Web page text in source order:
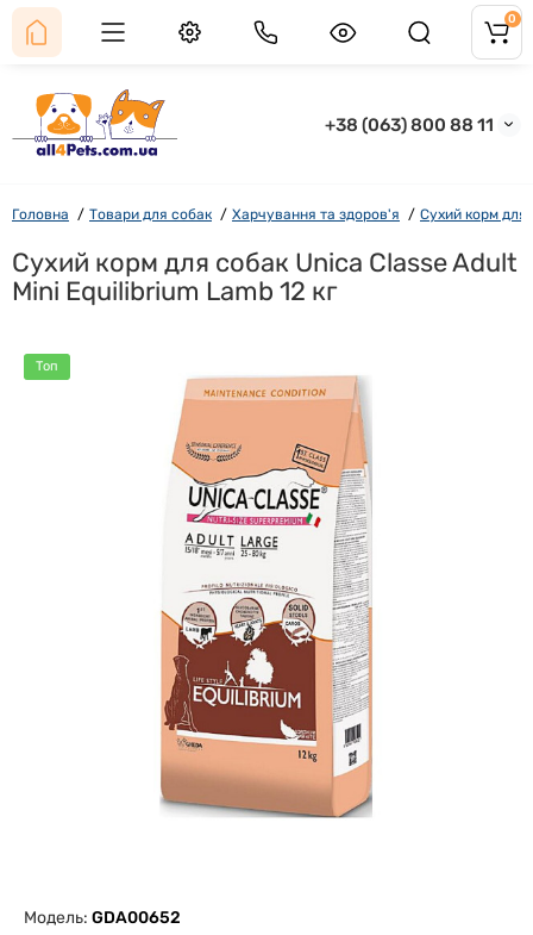
+38 (063) 800 88 11
0
Головна Товари для собак Харчування та здоров'я Сухий корм для
Сухий корм для собак Unica Classe Adult
Mini Equilibrium Lamb 12 кг
Топ
Модель: GDA00652